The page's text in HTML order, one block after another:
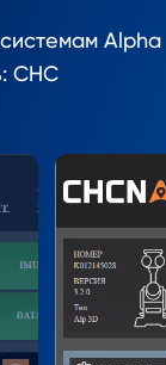
Alpha
CHC